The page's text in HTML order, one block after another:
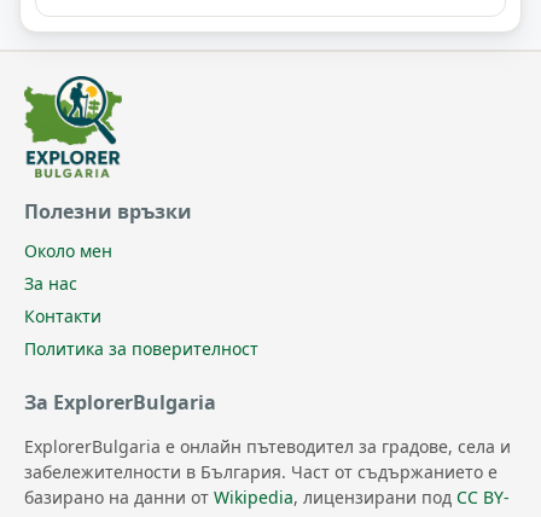
Полезни връзки
Около мен
За нас
Контакти
Политика за поверителност
За ExplorerBulgaria
ExplorerBulgaria е онлайн пътеводител за градове, села и
забележителности в България. Част от съдържанието е
базирано на данни от Wikipedia, лицензирани под CC BY-